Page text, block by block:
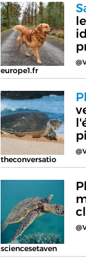
europe1.fr
theconversatio
sciencesetaven